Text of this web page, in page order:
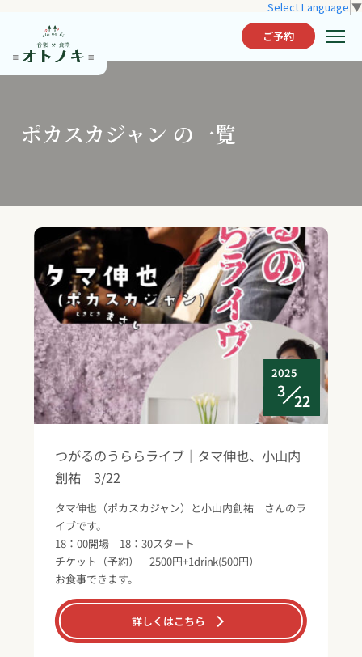
Select Language ▼
ご予約
ポカスカジャン の一覧
2025
3
22
つがるのうららライブ｜タマ伸也、小山内
創祐 3/22
タマ伸也（ポカスカジャン）と小山内創祐 さんのラ
イブです。
18：00開場 18：30スタート
チケット（予約） 2500円+1drink(500円）
お食事できます。
詳しくはこちら